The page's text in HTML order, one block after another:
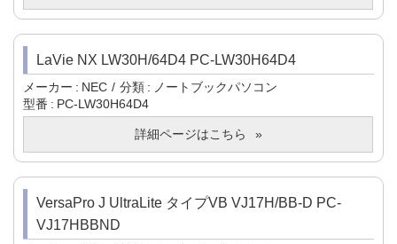
LaVie NX LW30H/64D4 PC-LW30H64D4
メーカー NEC 分類
ノートブックパソコン
型番
PC-LW30H64D4
詳細ページはこちら
VersaPro J UltraLite タイプVB VJ17H/BB-D PC-
VJ17HBBND